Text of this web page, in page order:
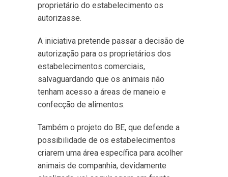
proprietário do estabelecimento os
autorizasse.
A iniciativa pretende passar a decisão de
autorização para os proprietários dos
estabelecimentos comerciais,
salvaguardando que os animais não
tenham acesso a áreas de maneio e
confecção de alimentos.
Também o projeto do BE, que defende a
possibilidade de os estabelecimentos
criarem uma área específica para acolher
animais de companhia, devidamente